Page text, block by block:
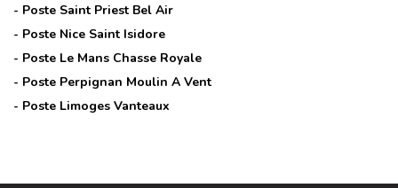
- Poste Saint Priest Bel Air
- Poste Nice Saint Isidore
- Poste Le Mans Chasse Royale
- Poste Perpignan Moulin A Vent
- Poste Limoges Vanteaux